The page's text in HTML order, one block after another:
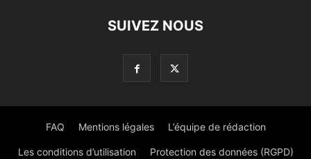
SUIVEZ NOUS
FAQ Mentions légales L’équipe de rédaction
Les conditions d’utilisation Protection des données (RGPD)